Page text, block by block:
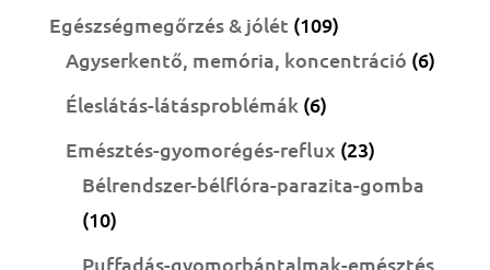
termék
Egészségmegőrzés & jólét 109109
termék
Agyserkentő, memória, koncentráció 66
Éleslátás-látásproblémák 66
termék
Emésztés-gyomorégés-reflux 2323
termék
Bélrendszer-bélflóra-parazita-gomba
1010
termék
Puffadás-gyomorbántalmak-emésztés